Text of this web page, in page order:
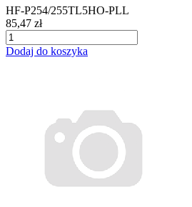
HF-P254/255TL5HO-PLL
85,47 zł
Dodaj do koszyka